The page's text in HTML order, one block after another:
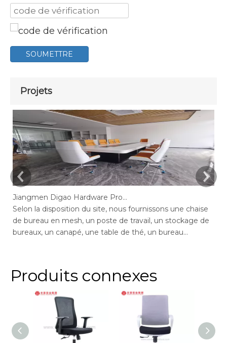
SOUMETTRE
Projets
Jiangmen Digao Hardware Products Company
Selon la disposition du site, nous fournissons une chaise
de bureau en mesh, un poste de travail, un stockage de
bureaux, un canapé, une table de thé, un bureau
en député, réception.
Produits connexes